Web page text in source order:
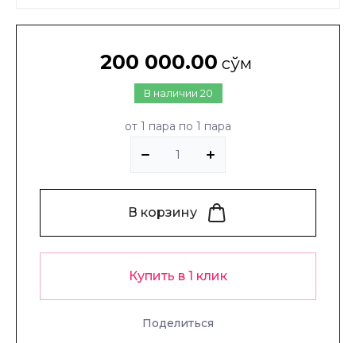
В наличии 20
200 000.00 сўм
от 1 пара по 1 пара
В корзину
Купить в 1 клик
Поделиться